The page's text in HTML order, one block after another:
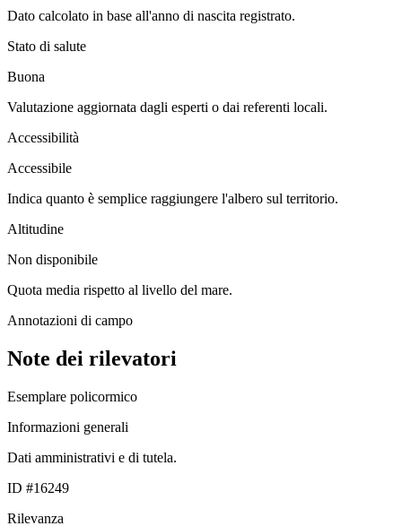
Dato calcolato in base all'anno di nascita registrato.
Stato di salute
Buona
Valutazione aggiornata dagli esperti o dai referenti locali.
Accessibilità
Accessibile
Indica quanto è semplice raggiungere l'albero sul territorio.
Altitudine
Non disponibile
Quota media rispetto al livello del mare.
Annotazioni di campo
Note dei rilevatori
Esemplare policormico
Informazioni generali
Dati amministrativi e di tutela.
ID #16249
Rilevanza